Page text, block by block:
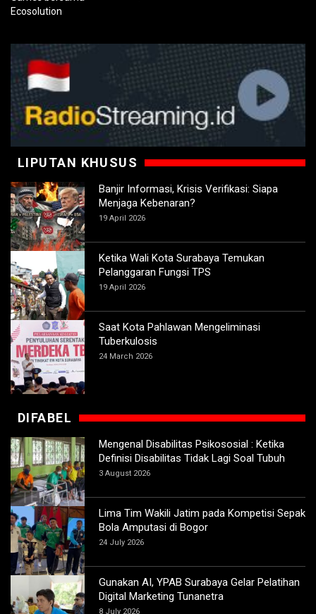
LIPUTAN KHUSUS
Banjir Informasi, Krisis Verifikasi: Siapa
Menjaga Kebenaran?
19 April 2026
Ketika Wali Kota Surabaya Temukan
Pelanggaran Fungsi TPS
19 April 2026
Saat Kota Pahlawan Mengeliminasi
Tuberkulosis
24 March 2026
DIFABEL
Mengenal Disabilitas Psikososial : Ketika
Definisi Disabilitas Tidak Lagi Soal Tubuh
3 August 2026
Lima Tim Wakili Jatim pada Kompetisi Sepak
Bola Amputasi di Bogor
24 July 2026
Gunakan AI, YPAB Surabaya Gelar Pelatihan
Digital Marketing Tunanetra
8 July 2026